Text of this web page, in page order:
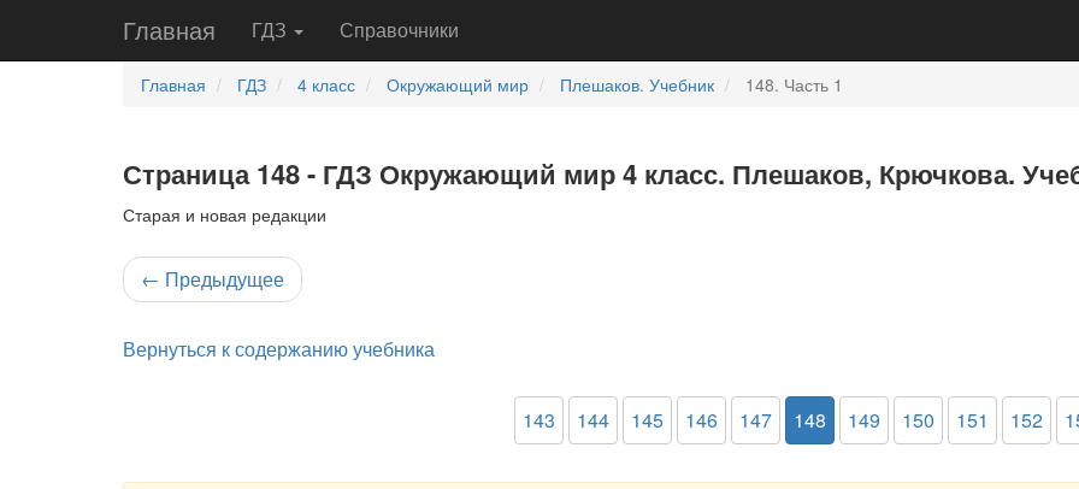
Главная ГДЗ Справочники
Главная ГДЗ 4 класс Окружающий мир Плешаков. Учебник 148. Часть 1
Страница 148 - ГДЗ Окружающий мир 4 класс. Плешаков, Крючкова.
Старая и новая редакции
← Предыдущее
Вернуться к содержанию учебника
143 144 145 146 147 148 149 150 151 152